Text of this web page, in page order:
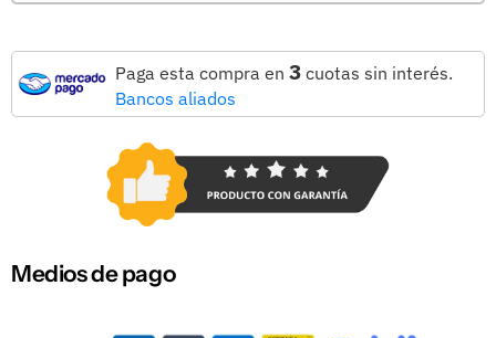
Paga esta compra en 3 cuotas sin interés.
Bancos aliados
Medios de pago